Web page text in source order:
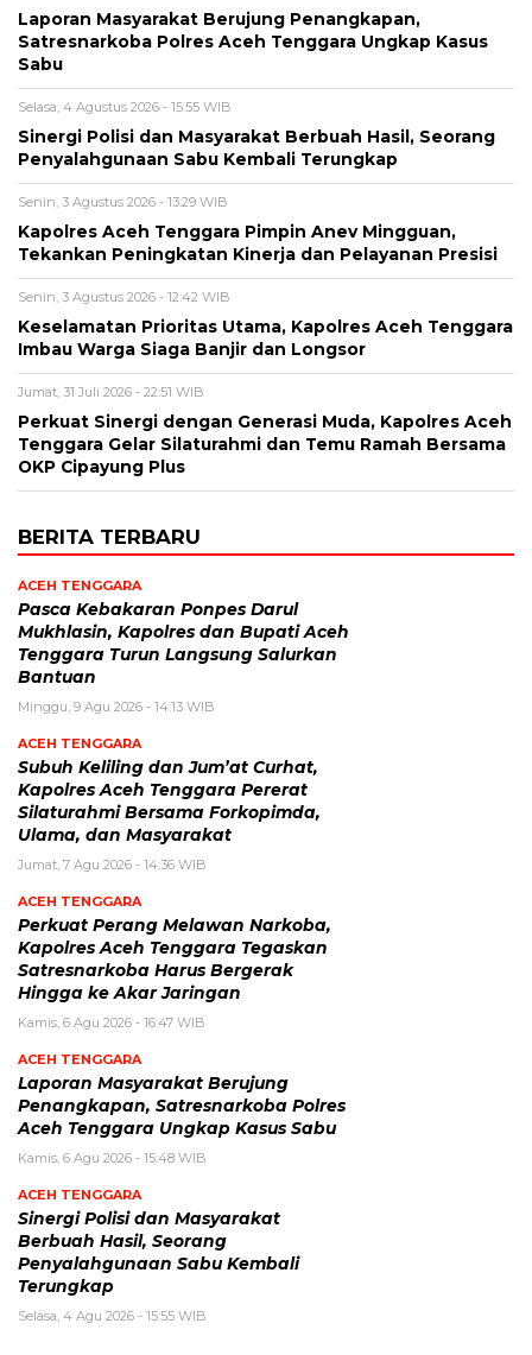
Laporan Masyarakat Berujung Penangkapan,
Satresnarkoba Polres Aceh Tenggara Ungkap Kasus
Sabu
Selasa, 4 Agustus 2026 - 15:55 WIB
Sinergi Polisi dan Masyarakat Berbuah Hasil, Seorang
Penyalahgunaan Sabu Kembali Terungkap
Senin, 3 Agustus 2026 - 13:29 WIB
Kapolres Aceh Tenggara Pimpin Anev Mingguan,
Tekankan Peningkatan Kinerja dan Pelayanan Presisi
Senin, 3 Agustus 2026 - 12:42 WIB
Keselamatan Prioritas Utama, Kapolres Aceh Tenggara
Imbau Warga Siaga Banjir dan Longsor
Jumat, 31 Juli 2026 - 22:51 WIB
Perkuat Sinergi dengan Generasi Muda, Kapolres Aceh
Tenggara Gelar Silaturahmi dan Temu Ramah Bersama
OKP Cipayung Plus
BERITA TERBARU
ACEH TENGGARA
Pasca Kebakaran Ponpes Darul
Mukhlasin, Kapolres dan Bupati Aceh
Tenggara Turun Langsung Salurkan
Bantuan
Minggu, 9 Agu 2026 - 14:13 WIB
ACEH TENGGARA
Subuh Keliling dan Jum’at Curhat,
Kapolres Aceh Tenggara Pererat
Silaturahmi Bersama Forkopimda,
Ulama, dan Masyarakat
Jumat, 7 Agu 2026 - 14:36 WIB
ACEH TENGGARA
Perkuat Perang Melawan Narkoba,
Kapolres Aceh Tenggara Tegaskan
Satresnarkoba Harus Bergerak
Hingga ke Akar Jaringan
Kamis, 6 Agu 2026 - 16:47 WIB
ACEH TENGGARA
Laporan Masyarakat Berujung
Penangkapan, Satresnarkoba Polres
Aceh Tenggara Ungkap Kasus Sabu
Kamis, 6 Agu 2026 - 15:48 WIB
ACEH TENGGARA
Sinergi Polisi dan Masyarakat
Berbuah Hasil, Seorang
Penyalahgunaan Sabu Kembali
Terungkap
Selasa, 4 Agu 2026 - 15:55 WIB